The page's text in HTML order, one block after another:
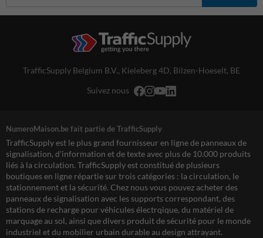
TrafficSupply Belgium B.V., Kieleberg 4D, Bilzen-Hoeselt, BE
Suivez nous
NumeroMaison.be fait partie de TrafficSupply
TrafficSupply est le plus grand fournisseur en ligne de panneaux de
signalisation, d'information et de texte avec plus de 10.000 produits
liés à la circulation. TrafficSupply est constitué de plusieurs
boutiques en ligne répartie sur trois catégories : la circulation, le
stationnement et la sécurité. Chez nous vous pouvez acheter des
panneaux de signalisation avec les supports correspondant, des
stations de recharge pour véhicules électrqique, du matériel de
marquage au sol, ainsi que divers produit de sécurité pour le monde
industriel et du mobilier urbain durable au design attrayant.